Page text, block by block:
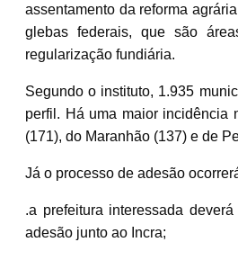
assentamento da reforma
glebas federais, que são
regularização fundiária.
Segundo o instituto, 1.935
perfil. Há uma maior incidência
(171), do Maranhão (137) e de
Já o processo de adesão
.a prefeitura interessada
adesão junto ao Incra;